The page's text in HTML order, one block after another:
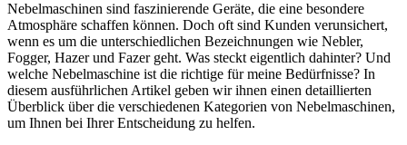
Nebelmaschinen sind faszinierende Geräte, die eine besondere
Atmosphäre schaffen können. Doch oft sind Kunden verunsichert,
wenn es um die unterschiedlichen Bezeichnungen wie Nebler,
Fogger, Hazer und Fazer geht. Was steckt eigentlich dahinter? Und
welche Nebelmaschine ist die richtige für meine Bedürfnisse? In
diesem ausführlichen Artikel geben wir ihnen einen detaillierten
Überblick über die verschiedenen Kategorien von Nebelmaschinen,
um Ihnen bei Ihrer Entscheidung zu helfen.